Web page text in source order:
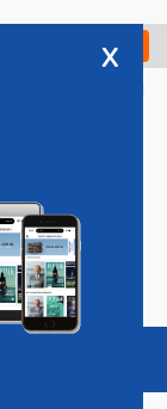
Check in
Vacatures
x